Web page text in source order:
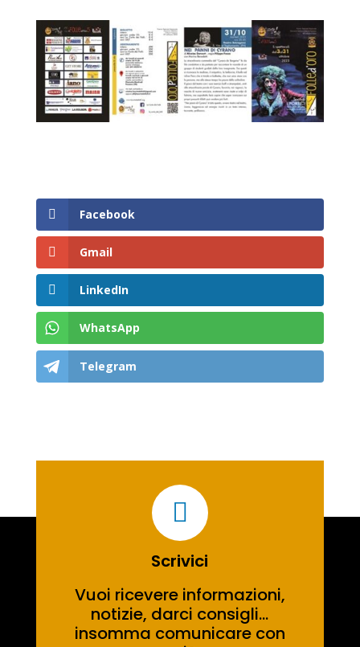
Facebook
Gmail
LinkedIn
WhatsApp
Telegram

Scrivici
Vuoi ricevere informazioni,
notizie, darci consigli…
insomma comunicare con